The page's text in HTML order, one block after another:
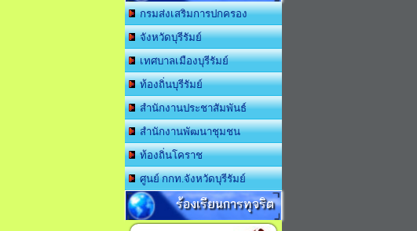
กรมส่งเสริมการปกครอง
จังหวัดบุรีรัมย์
เทศบาลเมืองบุรีรัมย์
ท้องถิ่นบุรีรัมย์
สำนักงานประชาสัมพันธ์
สำนักงานพัฒนาชุมชน
ท้องถิ่นโคราช
ศูนย์ กกท.จังหวัดบุรีรัมย์
ร้องเรียนการทุจริต